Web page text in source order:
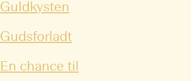
Guldkysten
Gudsforladt
En chance til